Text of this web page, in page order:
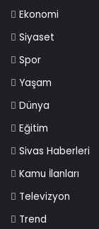
Ekonomi
Siyaset
Spor
Yaşam
Dünya
Eğitim
Sivas Haberleri
Kamu İlanları
Televizyon
Trend